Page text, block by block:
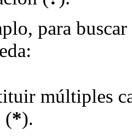
para
múltiples
(*).